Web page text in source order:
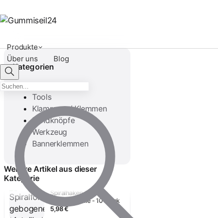
Produkte
Über uns
Blog
Kategorien
Tools
Klammern / Klemmen
Rundknöpfe
Werkzeug
Bannerklemmen
Weitere Artikel aus dieser
Kategorie
Spiralhaken für 6mm
Expanderseile - 10 Stück
Spiralhaken für 8mm
Expanderseile - 10 Stück
5,98 €